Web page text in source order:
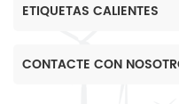
ETIQUETAS CALIENTES
CONTACTE CON